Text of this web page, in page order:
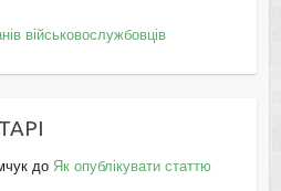
військовослужбовців
до Як опублікувати статтю